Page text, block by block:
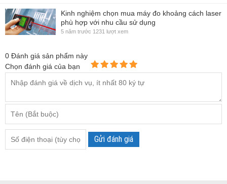
Kinh nghiệm chọn mua máy đo khoảng cách laser
phù hợp với nhu cầu sử dụng
5 năm trước 1231 lượt xem
0 Đánh giá sản phẩm này
Chọn đánh giá của bạn
Gửi đánh giá